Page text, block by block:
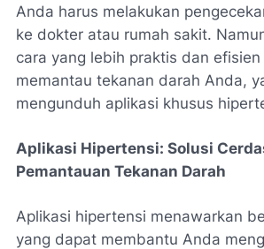
Anda harus melakukan
ke dokter atau rumah sakit.
cara yang lebih praktis dan
memantau tekanan darah Anda,
mengunduh aplikasi khusus
Aplikasi Hipertensi: Solusi
Pemantauan Tekanan Darah
Aplikasi hipertensi menawarkan
yang dapat membantu Anda